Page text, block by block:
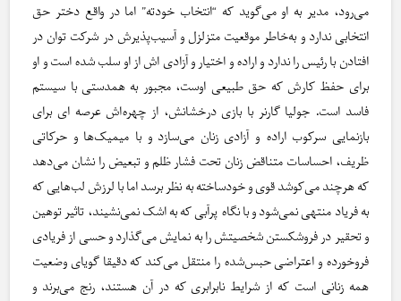
می‌رود، مدیر به او می‌گوید که “انتخاب خودته” اما در واقع دختر حق
انتخابی ندارد و به‌خاطر موقعیت متزلزل و آسیب‌پذیرش در شرکت توان در
افتادن با رئیس را ندارد و اراده و اختیار و آزادی اش از او سلب شده است و او
برای حفظ کارش که حق طبیعی اوست، مجبور به همدستی با سیستم
فاسد است. جولیا گارنر با بازی درخشانش، از چهره‌اش عرصه ای برای
بازنمایی سرکوب اراده و آزادی زنان می‌سازد و با میمیک‌ها و حرکاتی
ظریف، احساسات متناقض زنان تحت فشار ظلم و تبعیض را نشان‌ می‌دهد
که هرچند می‌کوشد قوی و خودساخته به نظر برسد اما با لرزش لب‌هایی که
به فریاد منتهی نمی‌شود و با نگاه پرآبی که به اشک نمی‌نشیند، تاثیر توهین
و تحقیر در فروشکستن شخصیتش را به نمایش می‌گذارد و حسی از فریادی
فروخورده و اعتراضی حبس‌شده را منتقل می‌کند که دقیقا گویای وضعیت
همه زنانی است که از شرایط نابرابری که در آن هستند، رنج می‌برند و